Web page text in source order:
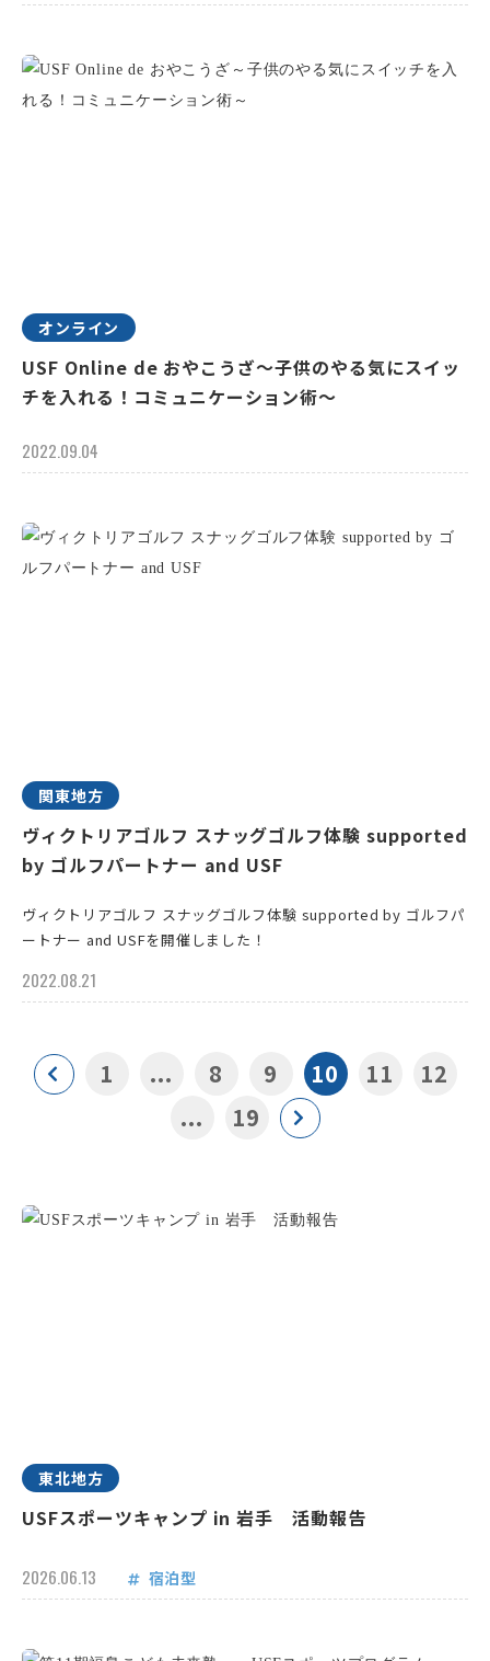
オンライン
USF Online de おやこうざ～子供のやる気にスイッ
チを入れる！コミュニケーション術～
2022.09.04
関東地方
ヴィクトリアゴルフ スナッグゴルフ体験 supported
by ゴルフパートナー and USF
ヴィクトリアゴルフ スナッグゴルフ体験 supported by ゴルフパ
ートナー and USFを開催しました！
2022.08.21
1 ... 8 9 10 11
12
...
19
東北地方
USFスポーツキャンプ in 岩手 活動報告
2026.06.13 宿泊型